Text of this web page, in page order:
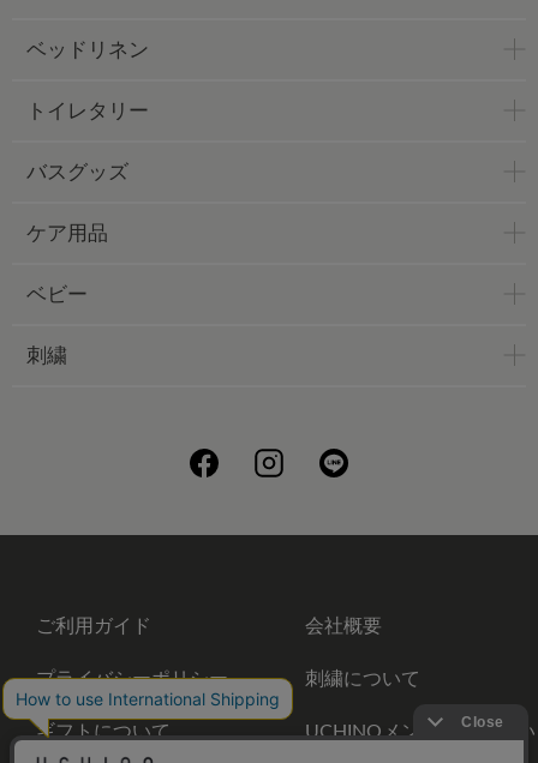
ベッドリネン
トイレタリー
バスグッズ
ケア用品
ベビー
刺繍
ご利用ガイド 会社概要
プライバシーポリシー 刺繍について
ギフトについて
UCHINOメンバーズについ